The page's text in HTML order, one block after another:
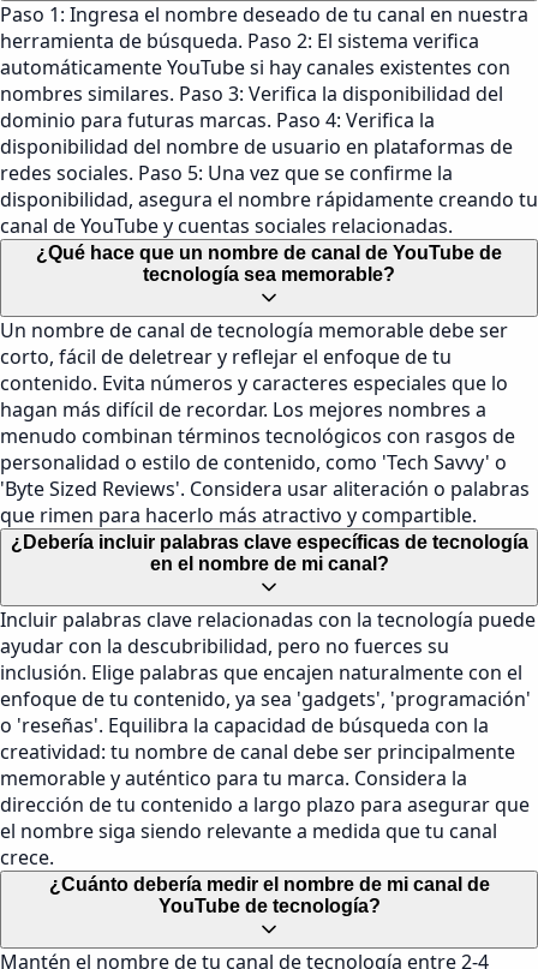
Paso 1: Ingresa el nombre deseado de tu canal en nuestra
herramienta de búsqueda. Paso 2: El sistema verifica
automáticamente YouTube si hay canales existentes con
nombres similares. Paso 3: Verifica la disponibilidad del
dominio para futuras marcas. Paso 4: Verifica la
disponibilidad del nombre de usuario en plataformas de
redes sociales. Paso 5: Una vez que se confirme la
disponibilidad, asegura el nombre rápidamente creando tu
canal de YouTube y cuentas sociales relacionadas.
¿Qué hace que un nombre de canal de YouTube de
tecnología sea memorable?
Un nombre de canal de tecnología memorable debe ser
corto, fácil de deletrear y reflejar el enfoque de tu
contenido. Evita números y caracteres especiales que lo
hagan más difícil de recordar. Los mejores nombres a
menudo combinan términos tecnológicos con rasgos de
personalidad o estilo de contenido, como 'Tech Savvy' o
'Byte Sized Reviews'. Considera usar aliteración o palabras
que rimen para hacerlo más atractivo y compartible.
¿Debería incluir palabras clave específicas de tecnología
en el nombre de mi canal?
Incluir palabras clave relacionadas con la tecnología puede
ayudar con la descubribilidad, pero no fuerces su
inclusión. Elige palabras que encajen naturalmente con el
enfoque de tu contenido, ya sea 'gadgets', 'programación'
o 'reseñas'. Equilibra la capacidad de búsqueda con la
creatividad: tu nombre de canal debe ser principalmente
memorable y auténtico para tu marca. Considera la
dirección de tu contenido a largo plazo para asegurar que
el nombre siga siendo relevante a medida que tu canal
crece.
¿Cuánto debería medir el nombre de mi canal de
YouTube de tecnología?
Mantén el nombre de tu canal de tecnología entre 2-4